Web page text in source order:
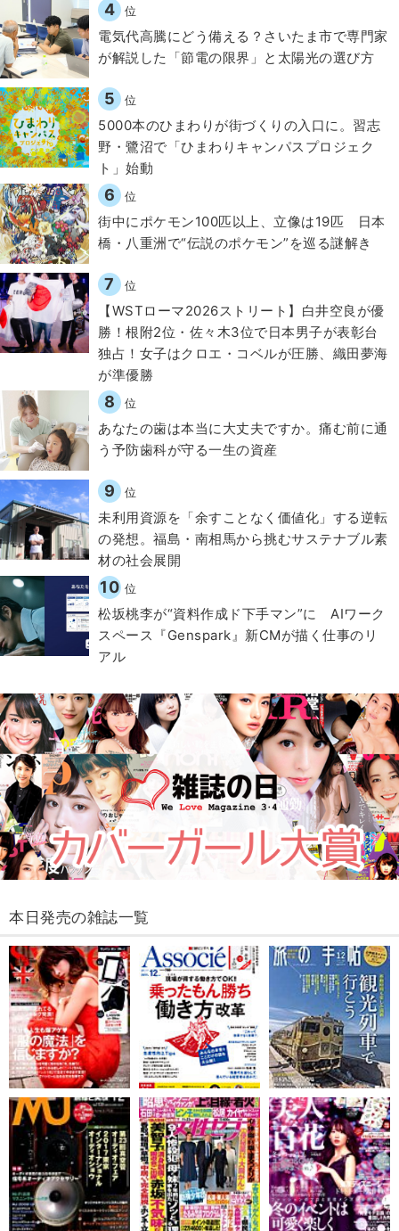
4 位
電気代高騰にどう備える？さいたま市で専門家
が解説した「節電の限界」と太陽光の選び方
5 位
5000本のひまわりが街づくりの入口に。習志
野・鷺沼で「ひまわりキャンパスプロジェク
ト」始動
6 位
街中にポケモン100匹以上、立像は19匹 日本
橋・八重洲で“伝説のポケモン”を巡る謎解き
7 位
【WSTローマ2026ストリート】白井空良が優
勝！根附2位・佐々木3位で日本男子が表彰台
独占！女子はクロエ・コベルが圧勝、織田夢海
が準優勝
8 位
​あなたの歯は本当に大丈夫ですか。痛む前に通
う予防歯科が守る一生の資産
9 位
​​未利用資源を「余すことなく価値化」する逆転
の発想。福島・南相馬から挑むサステナブル素
材の社会展開​
10 位
松坂桃李が“資料作成ド下手マン”に AIワーク
スペース『Genspark』新CMが描く仕事のリ
アル
本日発売の雑誌一覧